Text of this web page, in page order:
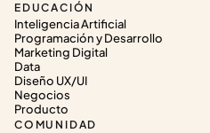
EDUCACIÓN
Inteligencia Artificial
Programación y Desarrollo
Marketing Digital
Data
Diseño UX/UI
Negocios
Producto
COMUNIDAD